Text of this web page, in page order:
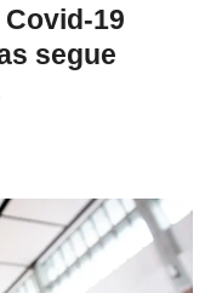
19
segue